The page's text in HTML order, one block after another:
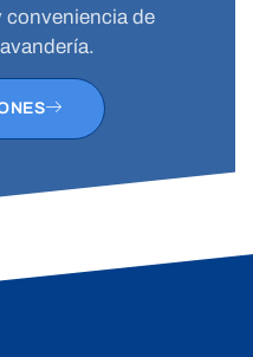
conveniencia de